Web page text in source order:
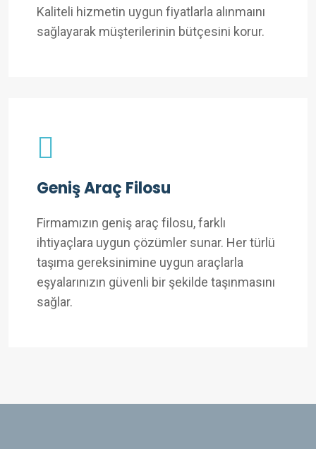
Kaliteli hizmetin uygun fiyatlarla alınmaını
sağlayarak müşterilerinin bütçesini korur.
Geniş Araç Filosu
Firmamızın geniş araç filosu, farklı
ihtiyaçlara uygun çözümler sunar. Her türlü
taşıma gereksinimine uygun araçlarla
eşyalarınızın güvenli bir şekilde taşınmasını
sağlar.